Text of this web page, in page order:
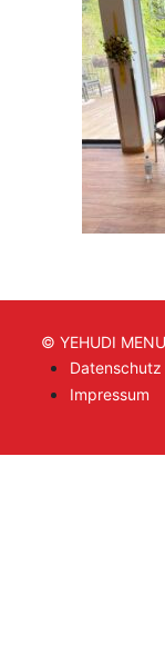
© YEHUDI
Datenschutz
Impressum